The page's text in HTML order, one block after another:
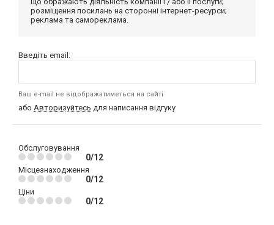
розміщення посилань на сторонні інтернет-ресурси;
реклама та самореклама.
Введіть email:
Ваш e-mail не відображатиметься на сайті
або Авторизуйтесь для написання відгуку
Обслуговування
0/12
Місцезнаходження
0/12
Ціни
0/12